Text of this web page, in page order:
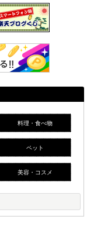
料理・食べ物
ペット
美容・コスメ